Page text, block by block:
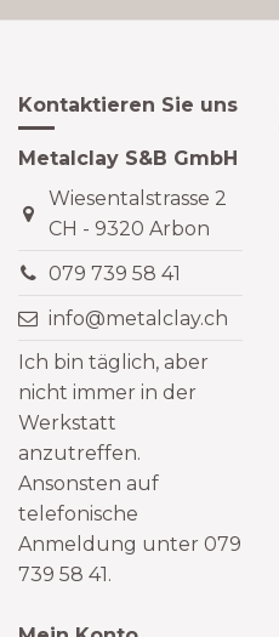
Kontaktieren Sie uns
Metalclay S&B GmbH
Wiesentalstrasse 2
CH - 9320 Arbon
079 739 58 41
info@metalclay.ch
Ich bin täglich, aber
nicht immer in der
Werkstatt
anzutreffen.
Ansonsten auf
telefonische
Anmeldung unter 079
739 58 41.